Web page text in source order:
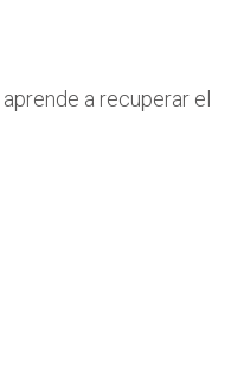
a recuperar el